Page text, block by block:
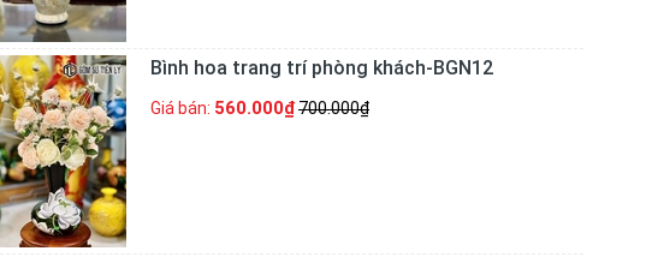
Bình hoa trang trí phòng khách-BGN12
Giá bán: 560.000₫700.000₫